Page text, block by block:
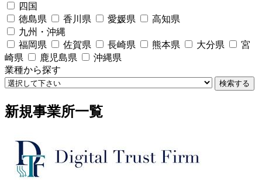
四国
徳島県
香川県 愛媛県
高知県
九州・沖縄
福岡県
佐賀県 長崎県 熊本県 大分県
宮
崎県
鹿児島県
沖縄県
業種から探す
検索する
新規事業所一覧